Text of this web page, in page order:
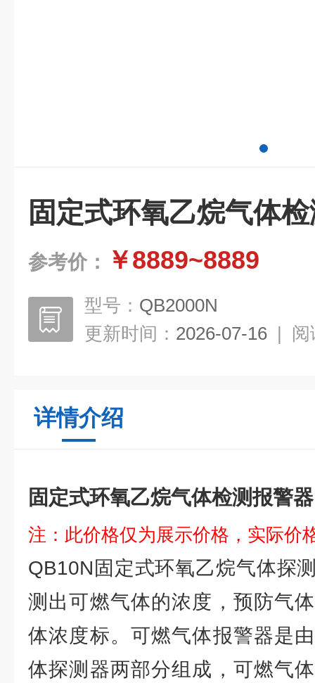
固定式环氧乙烷气体
参考价： ￥8889~8889
型号： QB2000N
更新时间： 2026-07-16 | 阅
详情介绍
固定式环氧乙烷气体检测报警器
注：此价格仅为展示价格，实际价
QB10N固定式环氧乙烷气体探
测出可燃气体的浓度，预防气
体浓度标。可燃气体报警器是
体探测器两部分组成，可燃气